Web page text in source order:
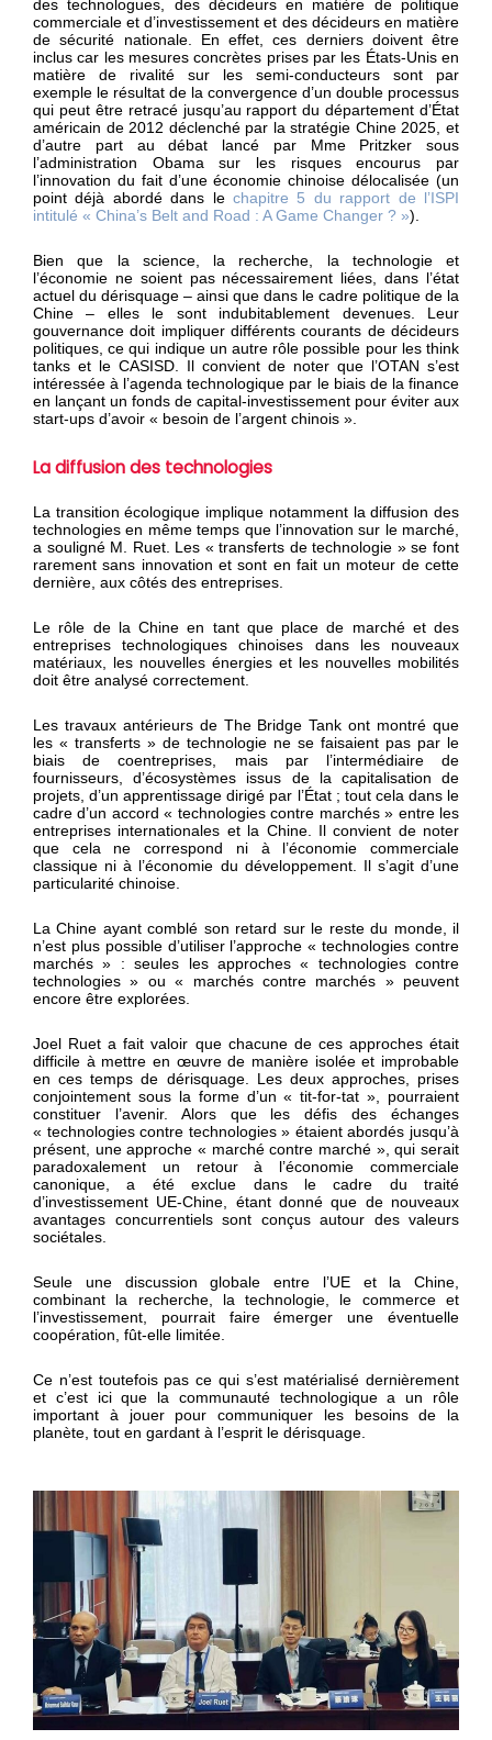
des technologues, des décideurs en matière de politique
commerciale et d’investissement et des décideurs en matière
de sécurité nationale. En effet, ces derniers doivent être
inclus car les mesures concrètes prises par les États-Unis en
matière de rivalité sur les semi-conducteurs sont par
exemple le résultat de la convergence d’un double processus
qui peut être retracé jusqu’au rapport du département d’État
américain de 2012 déclenché par la stratégie Chine 2025, et
d’autre part au débat lancé par Mme Pritzker sous
l’administration Obama sur les risques encourus par
l’innovation du fait d’une économie chinoise délocalisée (un
point déjà abordé dans le chapitre 5 du rapport de l’ISPI
intitulé « China’s Belt and Road : A Game Changer ? »).
Bien que la science, la recherche, la technologie et
l’économie ne soient pas nécessairement liées, dans l’état
actuel du dérisquage – ainsi que dans le cadre politique de la
Chine – elles le sont indubitablement devenues. Leur
gouvernance doit impliquer différents courants de décideurs
politiques, ce qui indique un autre rôle possible pour les think
tanks et le CASISD. Il convient de noter que l’OTAN s’est
intéressée à l’agenda technologique par le biais de la finance
en lançant un fonds de capital-investissement pour éviter aux
start-ups d’avoir « besoin de l’argent chinois ».
La diffusion des technologies
La transition écologique implique notamment la diffusion des
technologies en même temps que l’innovation sur le marché,
a souligné M. Ruet. Les « transferts de technologie » se font
rarement sans innovation et sont en fait un moteur de cette
dernière, aux côtés des entreprises.
Le rôle de la Chine en tant que place de marché et des
entreprises technologiques chinoises dans les nouveaux
matériaux, les nouvelles énergies et les nouvelles mobilités
doit être analysé correctement.
Les travaux antérieurs de The Bridge Tank ont montré que
les « transferts » de technologie ne se faisaient pas par le
biais de coentreprises, mais par l’intermédiaire de
fournisseurs, d’écosystèmes issus de la capitalisation de
projets, d’un apprentissage dirigé par l’État ; tout cela dans le
cadre d’un accord « technologies contre marchés » entre les
entreprises internationales et la Chine. Il convient de noter
que cela ne correspond ni à l’économie commerciale
classique ni à l’économie du développement. Il s’agit d’une
particularité chinoise.
La Chine ayant comblé son retard sur le reste du monde, il
n’est plus possible d’utiliser l’approche « technologies contre
marchés » : seules les approches « technologies contre
technologies » ou « marchés contre marchés » peuvent
encore être explorées.
Joel Ruet a fait valoir que chacune de ces approches était
difficile à mettre en œuvre de manière isolée et improbable
en ces temps de dérisquage. Les deux approches, prises
conjointement sous la forme d’un « tit-for-tat », pourraient
constituer l’avenir. Alors que les défis des échanges
« technologies contre technologies » étaient abordés jusqu’à
présent, une approche « marché contre marché », qui serait
paradoxalement un retour à l’économie commerciale
canonique, a été exclue dans le cadre du traité
d’investissement UE-Chine, étant donné que de nouveaux
avantages concurrentiels sont conçus autour des valeurs
sociétales.
Seule une discussion globale entre l’UE et la Chine,
combinant la recherche, la technologie, le commerce et
l’investissement, pourrait faire émerger une éventuelle
coopération, fût-elle limitée.
Ce n’est toutefois pas ce qui s’est matérialisé dernièrement
et c’est ici que la communauté technologique a un rôle
important à jouer pour communiquer les besoins de la
planète, tout en gardant à l’esprit le dérisquage.